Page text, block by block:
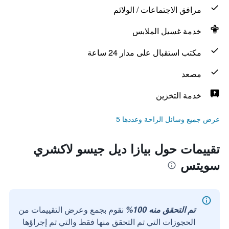
مرافق الاجتماعات / الولائم
خدمة غسيل الملابس
مكتب استقبال على مدار 24 ساعة
مصعد
خدمة التخزين
عرض جميع وسائل الراحة وعددها 5
تقييمات حول بيازا ديل جيسو لاكشري
سويتس
تم التحقق منه 100%
نقوم بجمع وعرض التقييمات من
الحجوزات التي تم التحقق منها فقط والتي تم إجراؤها